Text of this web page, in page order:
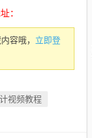
：
容哦， 立即登
视频教程